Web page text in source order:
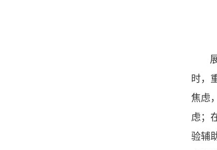
时，
焦虑
虑；
验辅